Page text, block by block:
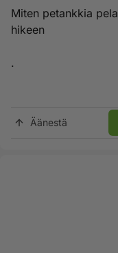
Miten petankkia
hikeen
.
Äänestä